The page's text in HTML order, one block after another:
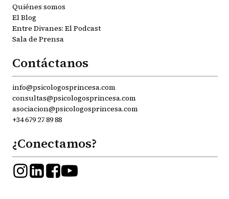
Quiénes somos
El Blog
Entre Divanes: El Podcast
Sala de Prensa
Contáctanos
info@psicologosprincesa.com
consultas@psicologosprincesa.com
asociacion@psicologosprincesa.com
+34 679 27 89 88
¿Conectamos?